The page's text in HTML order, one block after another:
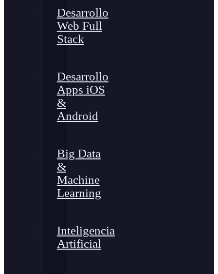
Desarrollo
Web Full
Stack
Desarrollo
Apps iOS
&
Android
Big Data
&
Machine
Learning
Inteligencia
Artificial